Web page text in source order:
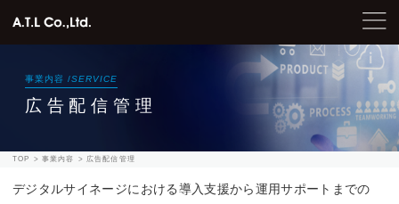
事業内容 /SERVICE
広告配信管理
TOP 事業内容 広告配信管理
デジタルサイネージにおける導入支援から運用サポートまでの